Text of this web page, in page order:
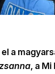
a
, a Mi